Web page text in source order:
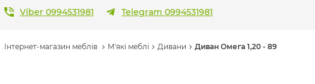
Viber 0994531981
Telegram 0994531981
Інтернет-магазин меблів М'які меблі Дивани Диван Омега 1,20 - 89